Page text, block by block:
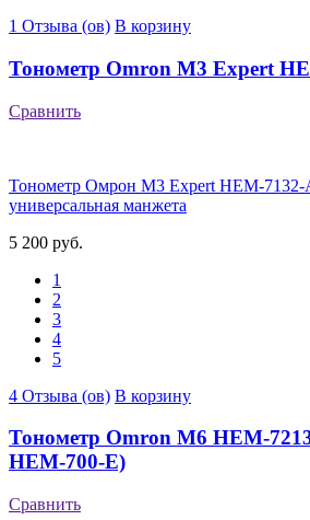
1 Отзыва (ов) В корзину
Тонометр Omron M3 Expert
Сравнить
Тонометр Омрон M3 Expert HEM-7132-
универсальная манжета
5 200 руб.
1
2
3
4
5
4 Отзыва (ов) В корзину
Тонометр Omron M6 HEM-
HEM-700-E)
Сравнить